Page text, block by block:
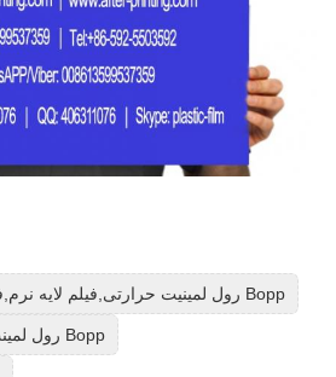
رول لمینیت حرارتی,فیلم لایه نرم,فیلم لایه بندی Bopp
رول لمینت حرارتی,فیلم لایه بندی Bopp